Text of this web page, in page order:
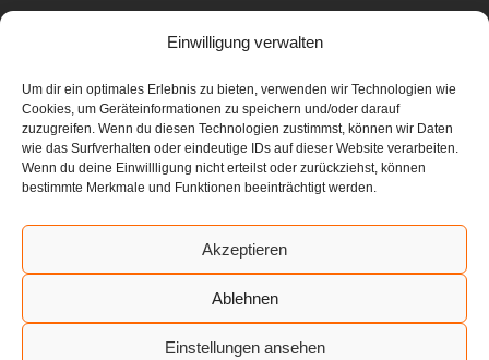
Einwilligung verwalten
Um dir ein optimales Erlebnis zu bieten, verwenden wir Technologien wie
Cookies, um Geräteinformationen zu speichern und/oder darauf
zuzugreifen. Wenn du diesen Technologien zustimmst, können wir Daten
wie das Surfverhalten oder eindeutige IDs auf dieser Website verarbeiten.
Wenn du deine Einwillligung nicht erteilst oder zurückziehst, können
bestimmte Merkmale und Funktionen beeinträchtigt werden.
Akzeptieren
Ablehnen
Einstellungen ansehen
Die Weiternutzung von Fotos, Videos, Grafiken
und Texte nur nach Rücksprache mit mir! Vor
gewarnt!